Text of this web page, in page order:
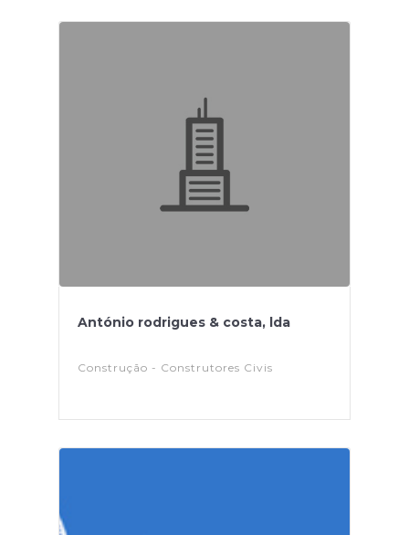
António rodrigues & costa, lda
Construção - Construtores Civis